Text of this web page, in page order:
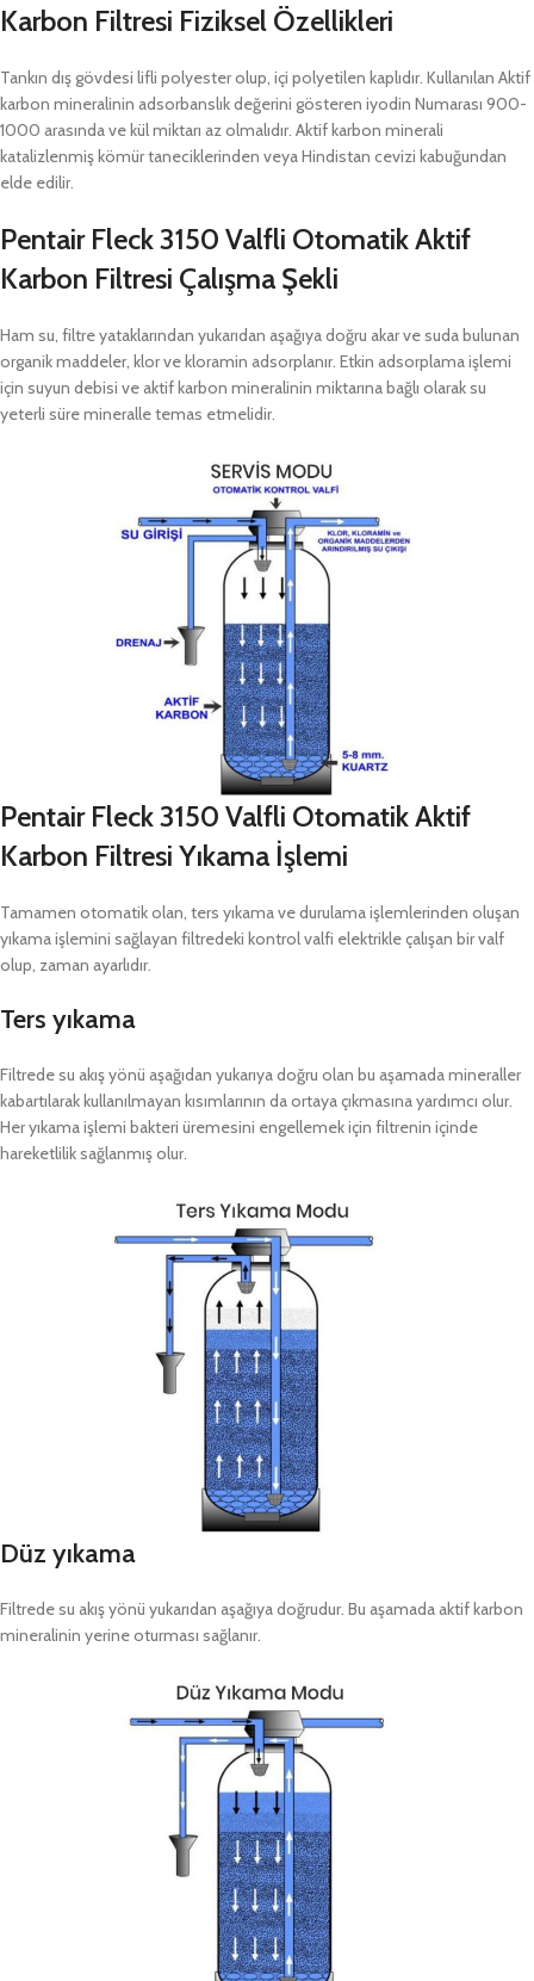
Karbon Filtresi Fiziksel Özellikleri
Tankın dış gövdesi lifli polyester olup, içi polyetilen kaplıdır. Kullanılan Aktif
karbon mineralinin adsorbanslık değerini gösteren iyodin Numarası 900-
1000 arasında ve kül miktarı az olmalıdır. Aktif karbon minerali
katalizlenmiş kömür taneciklerinden veya Hindistan cevizi kabuğundan
elde edilir.
Pentair Fleck 3150 Valfli Otomatik Aktif
Karbon Filtresi Çalışma Şekli
Ham su, filtre yataklarından yukarıdan aşağıya doğru akar ve suda bulunan
organik maddeler, klor ve kloramin adsorplanır. Etkin adsorplama işlemi
için suyun debisi ve aktif karbon mineralinin miktarına bağlı olarak su
yeterli süre mineralle temas etmelidir.
Pentair Fleck 3150 Valfli Otomatik Aktif
Karbon Filtresi Yıkama İşlemi
Tamamen otomatik olan, ters yıkama ve durulama işlemlerinden oluşan
yıkama işlemini sağlayan filtredeki kontrol valfi elektrikle çalışan bir valf
olup, zaman ayarlıdır.
Ters yıkama
Filtrede su akış yönü aşağıdan yukarıya doğru olan bu aşamada mineraller
kabartılarak kullanılmayan kısımlarının da ortaya çıkmasına yardımcı olur.
Her yıkama işlemi bakteri üremesini engellemek için filtrenin içinde
hareketlilik sağlanmış olur.
Düz yıkama
Filtrede su akış yönü yukarıdan aşağıya doğrudur. Bu aşamada aktif karbon
mineralinin yerine oturması sağlanır.